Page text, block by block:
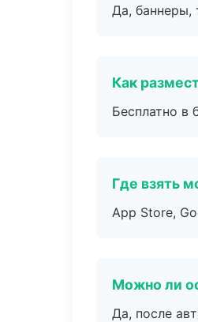
Да, баннеры,
Как
Бесплатно в
Где взять
App Store,
Можно ли
Да, после